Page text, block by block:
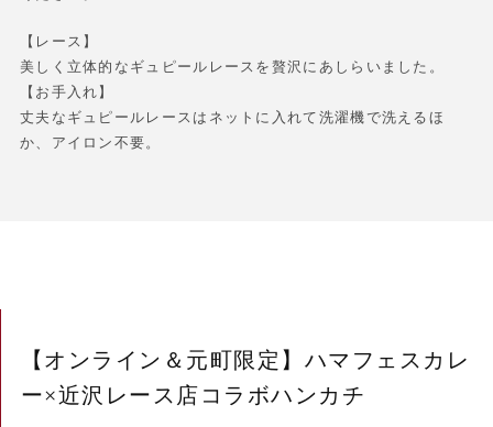
【レース】
美しく立体的なギュピールレースを贅沢にあしらいました。
【お手入れ】
丈夫なギュピールレースはネットに入れて洗濯機で洗えるほ
か、アイロン不要。
【オンライン＆元町限定】ハマフェスカレ
ー×近沢レース店コラボハンカチ